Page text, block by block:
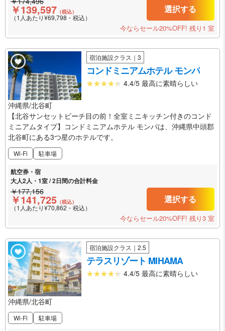
￥139,597 （税込）
（1人あたり¥69,798・税込）
選択する
今ならセール20%OFF! 残り1 室
宿泊施設クラス｜3
コンドミニアムホテル モンパ
4.4/5 最高に素晴らしい
沖縄県/北谷町
【北谷サンセットビーチ目の前！全室ミニキッチン付きのコンド
ミニアムタイプ】コンドミニアムホテル モンパは、沖縄県中頭郡
北谷町にある3つ星のホテルです。
Wi-Fi 駐車場
航空券・宿
大人2人・1室 / 2日間の合計料金
￥177,156
￥141,725 （税込）
（1人あたり¥70,862・税込）
選択する
今ならセール20%OFF! 残り3 室
宿泊施設クラス｜2.5
テラスリゾート MIHAMA
4.4/5 最高に素晴らしい
沖縄県/北谷町
Wi-Fi 駐車場